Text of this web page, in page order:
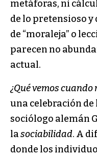
metáforas, ni
de lo pretensioso
de “moraleja” o
parecen no
actual.
¿Qué vemos
una celebración
sociólogo alemán
lasociabilidad. A
donde los